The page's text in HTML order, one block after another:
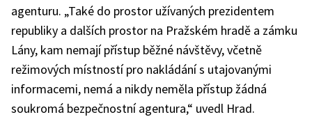
agenturu. „Také do prostor užívaných prezidentem
republiky a dalších prostor na Pražském hradě a zámku
Lány, kam nemají přístup běžné návštěvy, včetně
režimových místností pro nakládání s utajovanými
informacemi, nemá a nikdy neměla přístup žádná
soukromá bezpečnostní agentura,“ uvedl Hrad.